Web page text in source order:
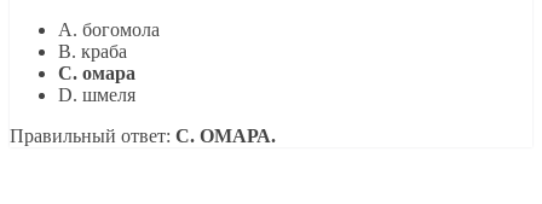
A. богомола
B. краба
C. омара
D. шмеля
Правильный ответ: C. ОМАРА.